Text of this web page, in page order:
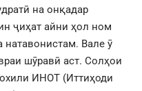
на онқадар
ҷиҳат айни ҳол ном
натавонистам. Вале ӯ
шӯравӣ аст. Солҳои
ИНОТ (Иттиҳоди